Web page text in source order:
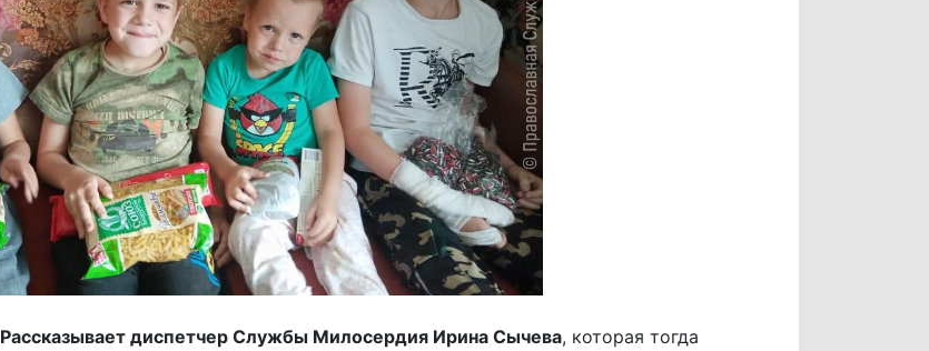
Рассказывает диспетчер Службы Милосердия Ирина Сычева, которая тогда